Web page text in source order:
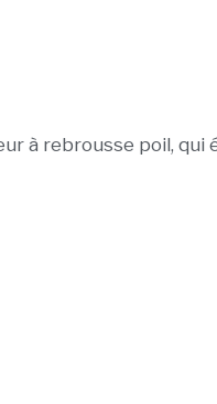
à rebrousse poil, qui